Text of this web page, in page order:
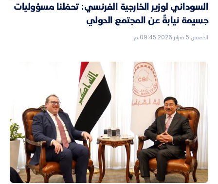
السوداني لوزير الخارجية الفرنسي: تحمّلنا مسؤوليات
جسيمة نيابةً عن المجتمع الدولي
الخميس 5 فبراير 2026 09:45 م